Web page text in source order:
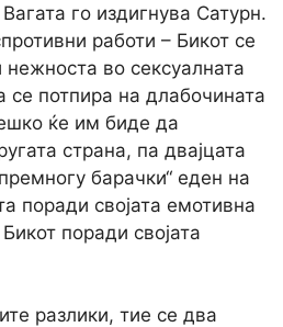
го издигнува Сатурн.
работи – Бикот се
во сексуалната
се потпира на длабочината
ќе им биде да
страна, па двајцата
барачки“ еден на
поради својата емотивна
поради својата
разлики, тие се два